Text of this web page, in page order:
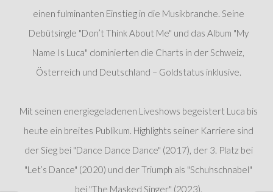
einen fulminanten Einstieg in die Musikbranche. Seine
Debütsingle "Don’t Think About Me" und das Album "My
Name Is Luca" dominierten die Charts in der Schweiz,
Österreich und Deutschland – Goldstatus inklusive.
Mit seinen energiegeladenen Liveshows begeistert Luca bis
heute ein breites Publikum. Highlights seiner Karriere sind
der Sieg bei "Dance Dance Dance" (2017), der 3. Platz bei
"Let’s Dance" (2020) und der Triumph als "Schuhschnabel"
bei "The Masked Singer" (2023).